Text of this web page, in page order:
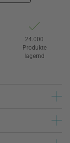
24.000
Produkte
lagernd